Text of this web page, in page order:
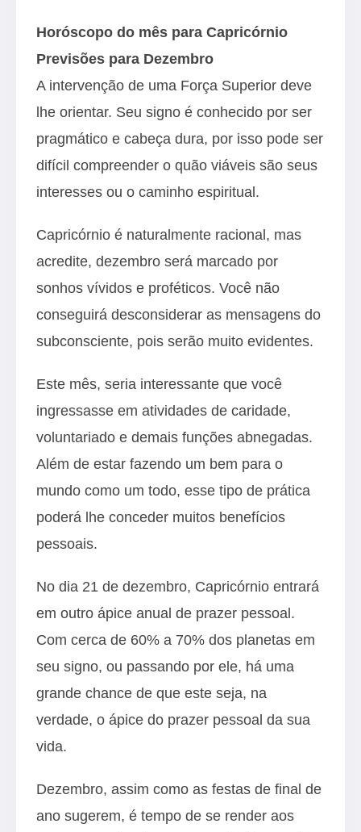
Horóscopo do mês para Capricórnio
Previsões para Dezembro
A intervenção de uma Força Superior deve
lhe orientar. Seu signo é conhecido por ser
pragmático e cabeça dura, por isso pode ser
difícil compreender o quão viáveis são seus
interesses ou o caminho espiritual.
Capricórnio é naturalmente racional, mas
acredite, dezembro será marcado por
sonhos vívidos e proféticos. Você não
conseguirá desconsiderar as mensagens do
subconsciente, pois serão muito evidentes.
Este mês, seria interessante que você
ingressasse em atividades de caridade,
voluntariado e demais funções abnegadas.
Além de estar fazendo um bem para o
mundo como um todo, esse tipo de prática
poderá lhe conceder muitos benefícios
pessoais.
No dia 21 de dezembro, Capricórnio entrará
em outro ápice anual de prazer pessoal.
Com cerca de 60% a 70% dos planetas em
seu signo, ou passando por ele, há uma
grande chance de que este seja, na
verdade, o ápice do prazer pessoal da sua
vida.
Dezembro, assim como as festas de final de
ano sugerem, é tempo de se render aos